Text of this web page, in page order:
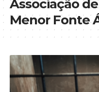
Associação
Menor Fonte